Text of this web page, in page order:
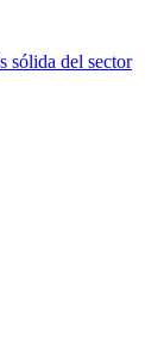
sólida del sector